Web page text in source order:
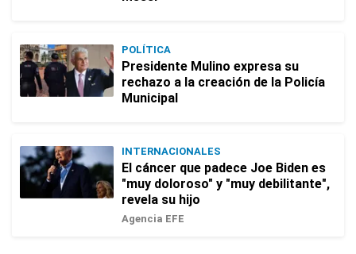
POLÍTICA
Presidente Mulino expresa su
rechazo a la creación de la Policía
Municipal
INTERNACIONALES
El cáncer que padece Joe Biden es
"muy doloroso" y "muy debilitante",
revela su hijo
Agencia EFE